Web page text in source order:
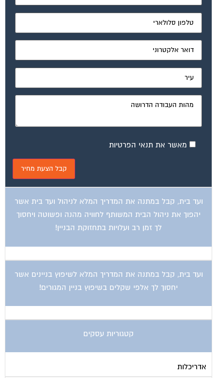
מאשר את תנאי הפרטיות
ועד בית, קבל במתנה את המדריך המלא לניהול ועד בית אשר
יהפוך את ניהול הבית המשותף לחוויה מהנה ופשוטה ויחסוך
לך זמן רב ועלויות בתחזוקת הבניין!
ועד בית, קבל במתנה את המדריך המלא לשיפוץ בניינים אשר
יחסוך לך אלפי שקלים בשיפוץ בניין המגורים!
קטגוריות עסקים
אדריכלות